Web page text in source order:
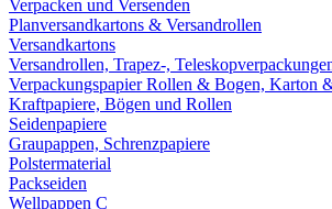
Verpacken und Versenden
Planversandkartons & Versandrollen
Versandkartons
Versandrollen, Trapez-,
Verpackungspapier Rollen & Bogen, Karton
Kraftpapiere, Bögen und Rollen
Seidenpapiere
Graupappen, Schrenzpapiere
Polstermaterial
Packseiden
Wellpappen C